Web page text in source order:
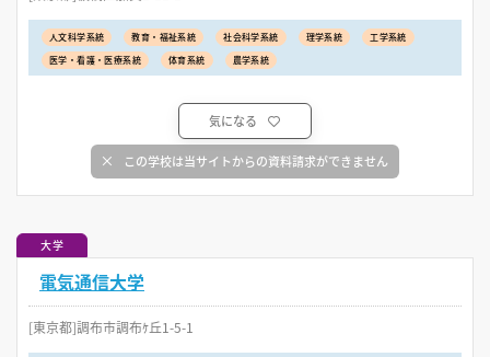
人文科学系統 教育・福祉系統 社会科学系統 理学系統
工学系統
医学・看護・医療系統
体育系統 農学系統
気になる
この学校は当サイトからの資料請求ができません
大学
電気通信大学
[東京都]調布市調布ｹ丘1-5-1